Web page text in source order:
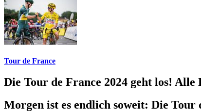
Tour de France
Die Tour de France 2024 geht los!
Morgen ist es endlich soweit: Die